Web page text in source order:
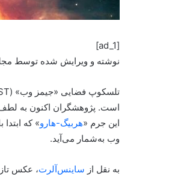
[ad_1]
نوشته و ویرایش شده توسط
است. پژوهشگران اکنون به
این جرم «هربیگ-هارو» که
وب به‌شمار می‌آید.
به نقل از ساینس‌آلرت، عکس